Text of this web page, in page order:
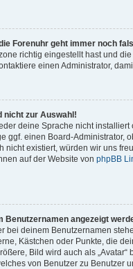
Forenuhr geht immer noch
richtig eingestellt hast und
einen Administrator,
nicht zur Auswahl!
deine Sprache nicht
ggf. einen Board-Administrator,
nicht existiert, würden wir uns
auf der Website von phpBB
Benutzernamen angezeigt
bei deinem Benutzernamen
Kästchen oder Punkte, die
Bild wird auch als
von Benutzer zu Benutzer